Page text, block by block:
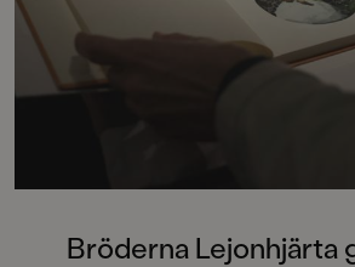
Bröderna Lejonhjärta